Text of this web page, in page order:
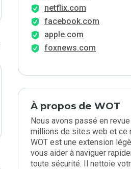
netflix.com
facebook.com
apple.com
foxnews.com
À propos de WOT
Nous avons passé en
millions de sites web et ce
WOT est une extension
vous aider à naviguer
toute sécurité. Il nettoie